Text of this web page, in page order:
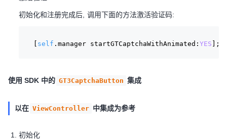
初始化和注册完成后, 调用下面的方法激活验证码:
self .manager startGTCaptchaWithAnimated: YES ];
使用 SDK 中的 GT3CaptchaButton 集成
以在 ViewController 中集成为参考
初始化